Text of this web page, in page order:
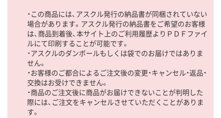
・この商品には、アスクル発行の納品書が同梱されていない
場合があります。アスクル発行の納品書をご希望のお客様
は、商品到着後、本サイト上のご利用履歴よりＰＤＦファイ
ルにて印刷することが可能です。
・アスクルのダンボールもしくは袋でのお届けではありま
せん。
・お客様のご都合によるご注文後の変更・キャンセル・返品・
交換はお受けできません。
・商品のご注文後に商品がお届けできないことが判明した
際には、ご注文をキャンセルさせていただくことがありま
す。